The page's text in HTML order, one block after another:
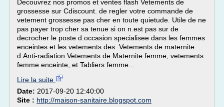
Decouvrez nos promos et ventes flash Vetements de
grossesse sur Cdiscount. de regler votre commande de
vetement grossesse pas cher en toute quietude. Utile de ne
pas payer trop cher sa tenue si on n.est pas sur de
decrocher le poste d.occasion specialisee dans les femmes
enceintes et les vetements des. Vetements de maternite
d.Anti-radiation Vetements de Maternite femme, vetements
femme enceinte, et Tabliers femme...
Lire la suite
Date: 2017-09-20 12:40:00
Site : http://maison-sanitaire.blogspot.com